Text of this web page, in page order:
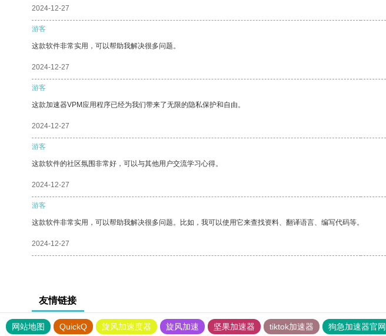
2024-12-27
游客
这款软件非常实用，可以帮助我解决很多问题。
2024-12-27
游客
这款加速器VPM应用程序已经为我们带来了无限的隐私保护和自由。
2024-12-27
游客
这款软件的社区氛围非常好，可以与其他用户交流学习心得。
2024-12-27
游客
这款软件非常实用，可以帮助我解决很多问题。比如，我可以使用它来查找资料、翻译语言、编写代码等。
2024-12-27
友情链接
网站地图 QuickQ 旋风加速度器 旋风加速 坚果加速器 tiktok加速器 狗急加速器官网